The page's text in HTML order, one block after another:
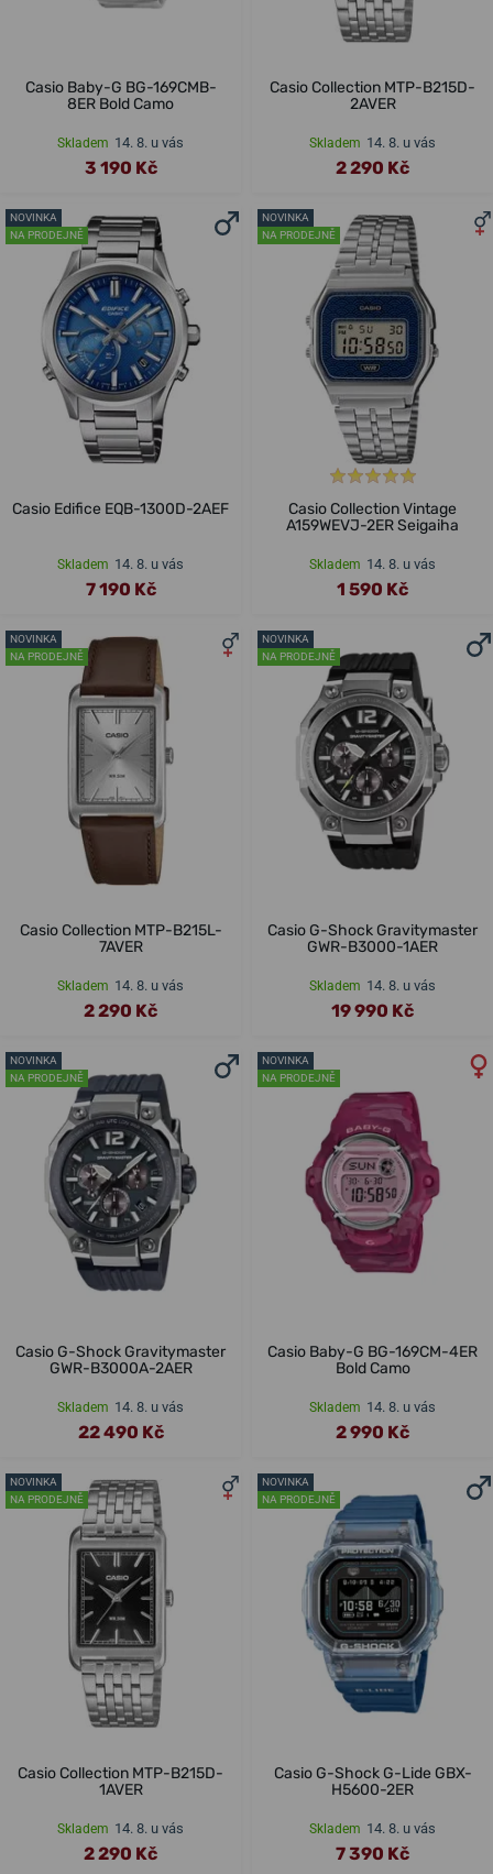
Casio Baby-G BG-169CMB-
8ER Bold Camo
Skladem 14. 8. u vás
3 190 Kč
Casio Collection MTP-B215D-
2AVER
Skladem 14. 8. u vás
2 290 Kč
NOVINKA
NA PRODEJNĚ
Casio Edifice EQB-1300D-2AEF
Skladem 14. 8. u vás
7 190 Kč
NOVINKA
NA PRODEJNĚ
Casio Collection Vintage
A159WEVJ-2ER Seigaiha
Skladem 14. 8. u vás
1 590 Kč
NOVINKA
NA PRODEJNĚ
Casio Collection MTP-B215L-
7AVER
Skladem 14. 8. u vás
2 290 Kč
NOVINKA
NA PRODEJNĚ
Casio G-Shock Gravitymaster
GWR-B3000-1AER
Skladem 14. 8. u vás
19 990 Kč
NOVINKA
NA PRODEJNĚ
Casio G-Shock Gravitymaster
GWR-B3000A-2AER
Skladem 14. 8. u vás
22 490 Kč
NOVINKA
NA PRODEJNĚ
Casio Baby-G BG-169CM-4ER
Bold Camo
Skladem 14. 8. u vás
2 990 Kč
NOVINKA
NA PRODEJNĚ
Casio Collection MTP-B215D-
1AVER
Skladem 14. 8. u vás
2 290 Kč
NOVINKA
NA PRODEJNĚ
Casio G-Shock G-Lide GBX-
H5600-2ER
Skladem 14. 8. u vás
7 390 Kč